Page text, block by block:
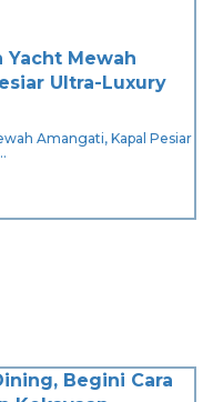
Amangati, Kapal Pesiar